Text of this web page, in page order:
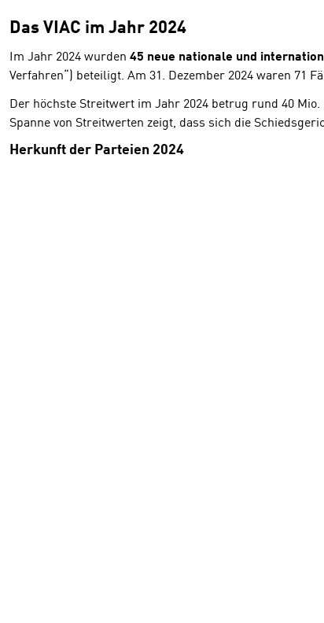
Das VIAC im Jahr 2024
Im Jahr 2024 wurden 45 neue nationale und
Verfahren“) beteiligt. Am 31. Dezember 2024 waren 71
Der höchste Streitwert im Jahr 2024 betrug rund 40
Spanne von Streitwerten zeigt, dass sich die
Herkunft der Parteien 2024